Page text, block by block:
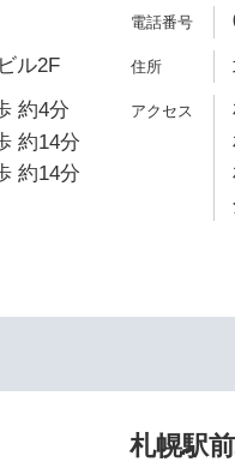
ル2F
約4分
約14分
約14分
札幌駅